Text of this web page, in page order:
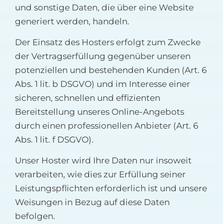
und sonstige Daten, die über eine Website
generiert werden, handeln.
Der Einsatz des Hosters erfolgt zum Zwecke
der Vertragserfüllung gegenüber unseren
potenziellen und bestehenden Kunden (Art. 6
Abs. 1 lit. b DSGVO) und im Interesse einer
sicheren, schnellen und effizienten
Bereitstellung unseres Online-Angebots
durch einen professionellen Anbieter (Art. 6
Abs. 1 lit. f DSGVO).
Unser Hoster wird Ihre Daten nur insoweit
verarbeiten, wie dies zur Erfüllung seiner
Leistungspflichten erforderlich ist und unsere
Weisungen in Bezug auf diese Daten
befolgen.